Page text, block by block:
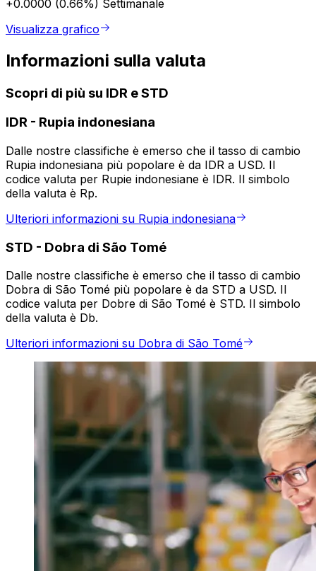
+0.0000 (0.66%) Settimanale
Visualizza grafico
Informazioni sulla valuta
Scopri di più su IDR e STD
IDR - Rupia indonesiana
Dalle nostre classifiche è emerso che il tasso di cambio
Rupia indonesiana più popolare è da IDR a USD. Il
codice valuta per Rupie indonesiane è IDR. Il simbolo
della valuta è Rp.
Ulteriori informazioni su Rupia indonesiana
STD - Dobra di São Tomé
Dalle nostre classifiche è emerso che il tasso di cambio
Dobra di São Tomé più popolare è da STD a USD. Il
codice valuta per Dobre di São Tomé è STD. Il simbolo
della valuta è Db.
Ulteriori informazioni su Dobra di São Tomé